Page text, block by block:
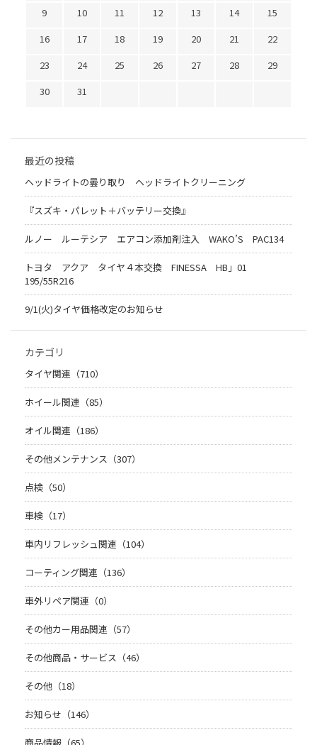
9 10 11 12 13 14
15
16
17 18 19 20 21
22
23
24 25 26 27 28
29
30
31
最近の投稿
ヘッドライトの曇り取り ヘッドライトクリーニング
『スズキ・パレット＋バッテリー交換』
ルノー ルーテシア エアコン添加剤注入 WAKO’S PAC134
トヨタ アクア タイヤ４本交換 FINESSA HB」01
195/55R216
9/1(火)タイヤ価格改定のお知らせ
カテゴリ
タイヤ関連（710）
ホイール関連（85）
オイル関連（186）
その他メンテナンス（307）
点検（50）
車検（17）
車内リフレッシュ関連（104）
コーティング関連（136）
車外リペア関連（0）
その他カー用品関連（57）
その他商品・サービス（46）
その他（18）
お知らせ（146）